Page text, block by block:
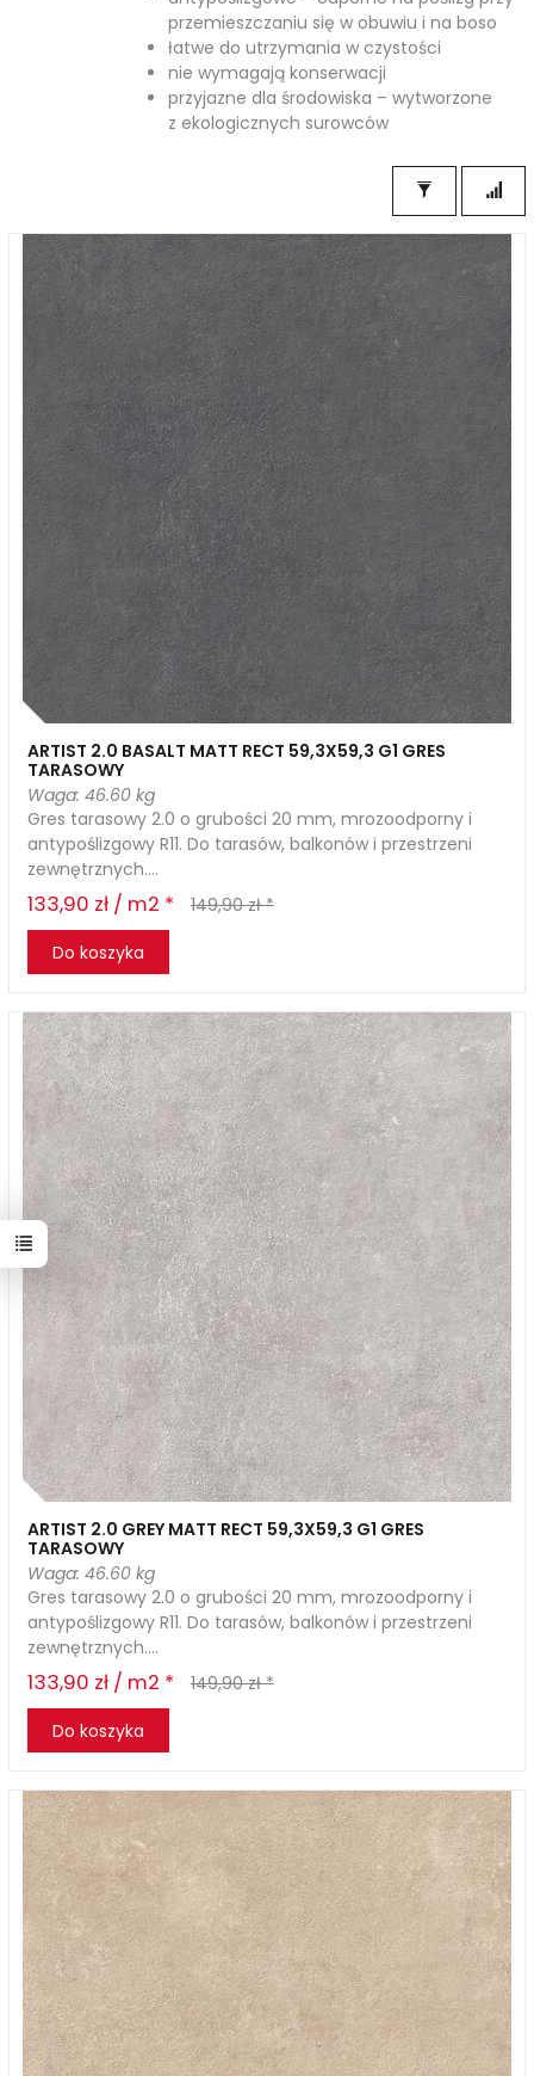
przemieszczaniu się w obuwiu i na boso
łatwe do utrzymania w czystości
nie wymagają konserwacji
przyjazne dla środowiska – wytworzone
z ekologicznych surowców
ARTIST 2.0 BASALT MATT RECT 59,3X59,3 G1 GRES
TARASOWY
Waga: 46.60 kg
Gres tarasowy 2.0 o grubości 20 mm, mrozoodporny i
antypoślizgowy R11. Do tarasów, balkonów i przestrzeni
zewnętrznych....
133,90 zł / m2 *
149,90 zł *
Do koszyka
ARTIST 2.0 GREY MATT RECT 59,3X59,3 G1 GRES
TARASOWY
Waga: 46.60 kg
Gres tarasowy 2.0 o grubości 20 mm, mrozoodporny i
antypoślizgowy R11. Do tarasów, balkonów i przestrzeni
zewnętrznych....
133,90 zł / m2 *
149,90 zł *
Do koszyka